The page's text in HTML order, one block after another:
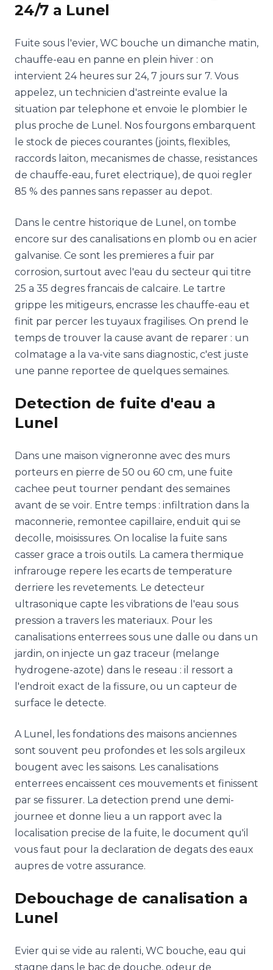
24/7 a Lunel
Fuite sous l'evier, WC bouche un dimanche matin,
chauffe-eau en panne en plein hiver : on
intervient 24 heures sur 24, 7 jours sur 7. Vous
appelez, un technicien d'astreinte evalue la
situation par telephone et envoie le plombier le
plus proche de Lunel. Nos fourgons embarquent
le stock de pieces courantes (joints, flexibles,
raccords laiton, mecanismes de chasse, resistances
de chauffe-eau, furet electrique), de quoi regler
85 % des pannes sans repasser au depot.
Dans le centre historique de Lunel, on tombe
encore sur des canalisations en plomb ou en acier
galvanise. Ce sont les premieres a fuir par
corrosion, surtout avec l'eau du secteur qui titre
25 a 35 degres francais de calcaire. Le tartre
grippe les mitigeurs, encrasse les chauffe-eau et
finit par percer les tuyaux fragilises. On prend le
temps de trouver la cause avant de reparer : un
colmatage a la va-vite sans diagnostic, c'est juste
une panne reportee de quelques semaines.
Detection de fuite d'eau a
Lunel
Dans une maison vigneronne avec des murs
porteurs en pierre de 50 ou 60 cm, une fuite
cachee peut tourner pendant des semaines
avant de se voir. Entre temps : infiltration dans la
maconnerie, remontee capillaire, enduit qui se
decolle, moisissures. On localise la fuite sans
casser grace a trois outils. La camera thermique
infrarouge repere les ecarts de temperature
derriere les revetements. Le detecteur
ultrasonique capte les vibrations de l'eau sous
pression a travers les materiaux. Pour les
canalisations enterrees sous une dalle ou dans un
jardin, on injecte un gaz traceur (melange
hydrogene-azote) dans le reseau : il ressort a
l'endroit exact de la fissure, ou un capteur de
surface le detecte.
A Lunel, les fondations des maisons anciennes
sont souvent peu profondes et les sols argileux
bougent avec les saisons. Les canalisations
enterrees encaissent ces mouvements et finissent
par se fissurer. La detection prend une demi-
journee et donne lieu a un rapport avec la
localisation precise de la fuite, le document qu'il
vous faut pour la declaration de degats des eaux
aupres de votre assurance.
Debouchage de canalisation a
Lunel
Evier qui se vide au ralenti, WC bouche, eau qui
stagne dans le bac de douche, odeur de